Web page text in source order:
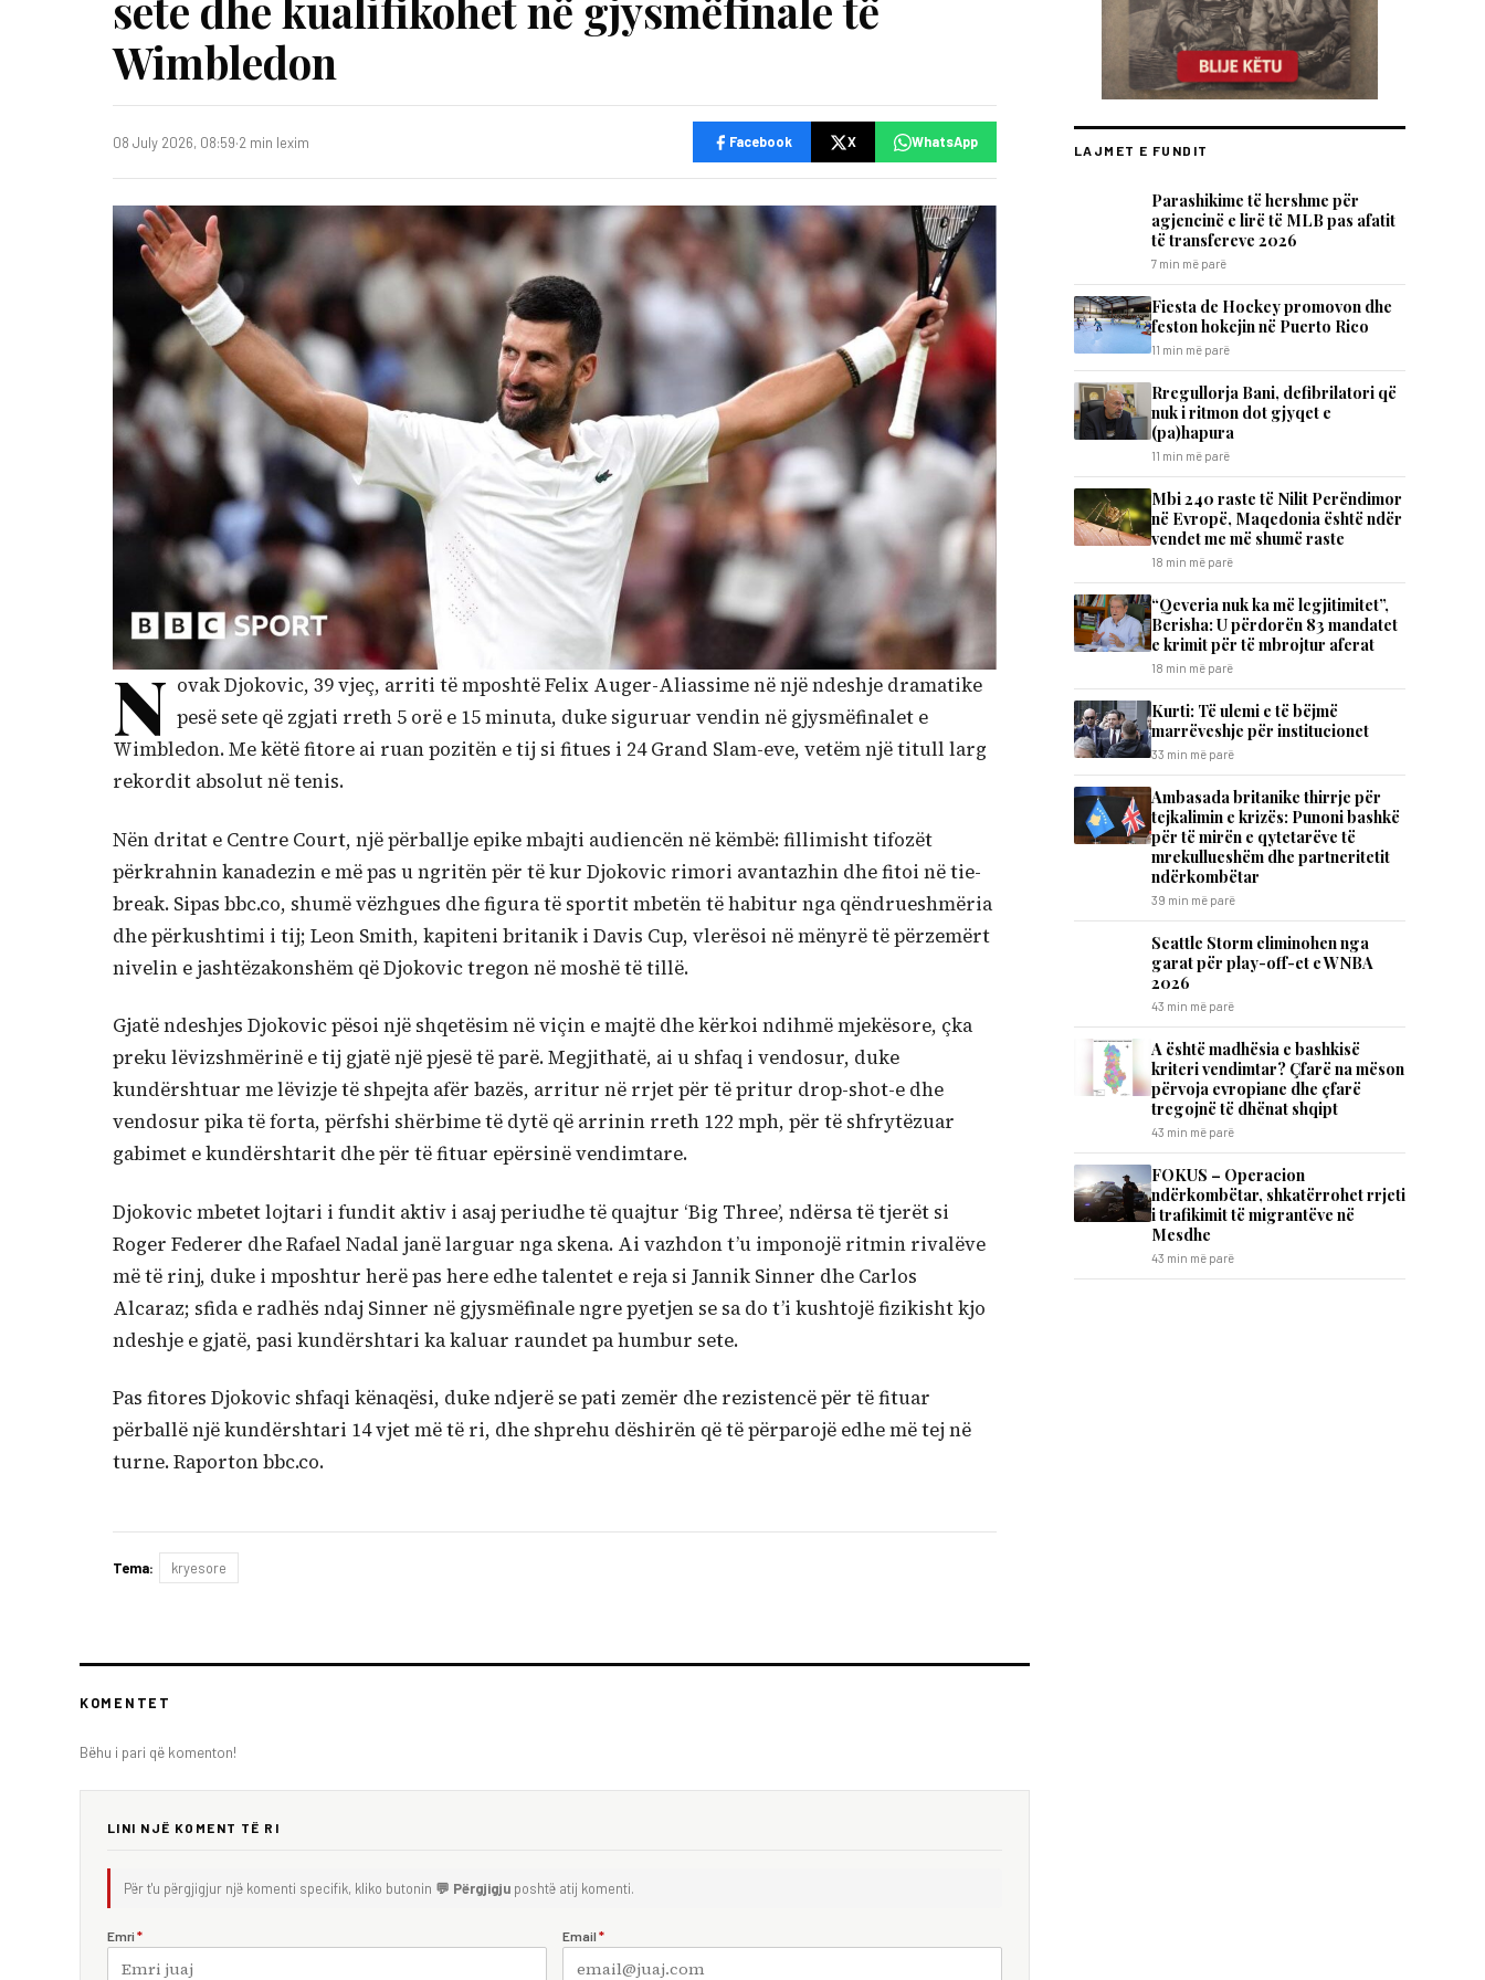
Wimbledon
08 July 2026, 08:59·2 min lexim Facebook X WhatsApp
N ovak Djokovic, 39 vjeç, arriti të mposhtë Felix Auger-Aliassime në një ndeshje dramatike
pesë sete që zgjati rreth 5 orë e 15 minuta, duke siguruar vendin në gjysmëfinalet e
Wimbledon. Me këtë fitore ai ruan pozitën e tij si fitues i 24 Grand Slam-eve, vetëm një titull larg
rekordit absolut në tenis.
Nën dritat e Centre Court, një përballje epike mbajti audiencën në këmbë: fillimisht tifozët
përkrahnin kanadezin e më pas u ngritën për të kur Djokovic rimori avantazhin dhe fitoi në tie-
break. Sipas bbc.co, shumë vëzhgues dhe figura të sportit mbetën të habitur nga qëndrueshmëria
dhe përkushtimi i tij; Leon Smith, kapiteni britanik i Davis Cup, vlerësoi në mënyrë të përzemërt
nivelin e jashtëzakonshëm që Djokovic tregon në moshë të tillë.
Gjatë ndeshjes Djokovic pësoi një shqetësim në viçin e majtë dhe kërkoi ndihmë mjekësore, çka
preku lëvizshmërinë e tij gjatë një pjesë të parë. Megjithatë, ai u shfaq i vendosur, duke
kundërshtuar me lëvizje të shpejta afër bazës, arritur në rrjet për të pritur drop-shot-e dhe
vendosur pika të forta, përfshi shërbime të dytë që arrinin rreth 122 mph, për të shfrytëzuar
gabimet e kundërshtarit dhe për të fituar epërsinë vendimtare.
Djokovic mbetet lojtari i fundit aktiv i asaj periudhe të quajtur ‘Big Three’, ndërsa të tjerët si
Roger Federer dhe Rafael Nadal janë larguar nga skena. Ai vazhdon t’u imponojë ritmin rivalëve
më të rinj, duke i mposhtur herë pas here edhe talentet e reja si Jannik Sinner dhe Carlos
Alcaraz; sfida e radhës ndaj Sinner në gjysmëfinale ngre pyetjen se sa do t’i kushtojë fizikisht kjo
ndeshje e gjatë, pasi kundërshtari ka kaluar raundet pa humbur sete.
Pas fitores Djokovic shfaqi kënaqësi, duke ndjerë se pati zemër dhe rezistencë për të fituar
përballë një kundërshtari 14 vjet më të ri, dhe shprehu dëshirën që të përparojë edhe më tej në
turne. Raporton bbc.co.
Tema: kryesore
KOMENTET
Bëhu i pari që komenton!
LINI NJË KOMENT TË RI
Për t'u përgjigjur një komenti specifik, kliko butonin 💬 Përgjigju poshtë atij komenti.
Emri * Email *
LAJMET E FUNDIT
Parashikime të hershme për
agjencinë e lirë të MLB pas afatit
të transfereve 2026
7 min më parë
Fiesta de Hockey promovon dhe
feston hokejin në Puerto Rico
11 min më parë
Rregullorja Bani, defibrilatori që
nuk i ritmon dot gjyqet e
(pa)hapura
11 min më parë
Mbi 240 raste të Nilit Perëndimor
në Evropë, Maqedonia është ndër
vendet me më shumë raste
18 min më parë
“Qeveria nuk ka më legjitimitet”,
Berisha: U përdorën 83 mandatet
e krimit për të mbrojtur aferat
18 min më parë
Kurti: Të ulemi e të bëjmë
marrëveshje për institucionet
33 min më parë
Ambasada britanike thirrje për
tejkalimin e krizës: Punoni bashkë
për të mirën e qytetarëve të
mrekullueshëm dhe partneritetit
ndërkombëtar
39 min më parë
Seattle Storm eliminohen nga
garat për play-off-et e WNBA
2026
43 min më parë
A është madhësia e bashkisë
kriteri vendimtar? Çfarë na mëson
përvoja evropiane dhe çfarë
tregojnë të dhënat shqipt
43 min më parë
FOKUS – Operacion
ndërkombëtar, shkatërrohet rrjeti
i trafikimit të migrantëve në
Mesdhe
43 min më parë